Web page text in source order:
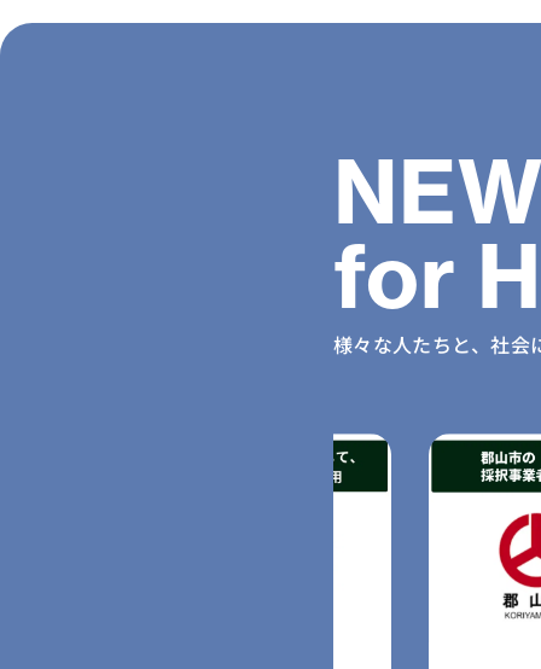
for
様々な人たちと、社会